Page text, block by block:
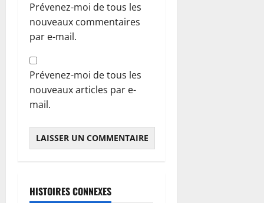
Prévenez-moi de tous les
nouveaux commentaires
par e-mail.
Prévenez-moi de tous les
nouveaux articles par e-
mail.
HISTOIRES CONNEXES